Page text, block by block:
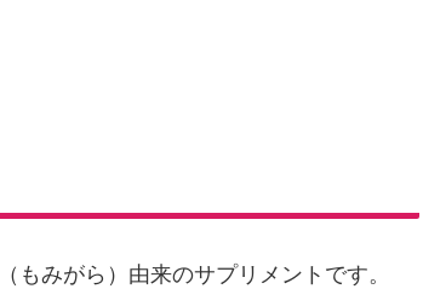
もみがら）由来のサプリメントです。